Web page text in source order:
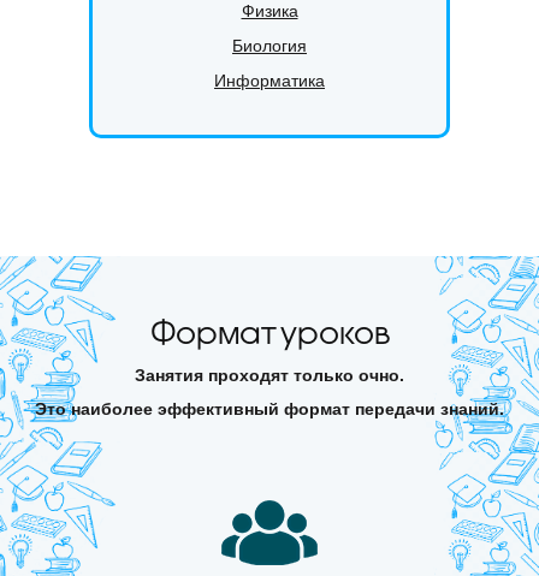
Физика
Биология
Информатика
Формат уроков
Занятия проходят только очно.
Это наиболее эффективный формат передачи знаний.